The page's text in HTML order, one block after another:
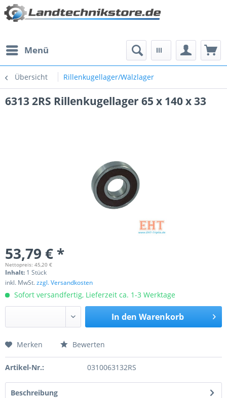
Menü
Übersicht Rillenkugellager/Wälzlager
6313 2RS Rillenkugellager 65 x 140 x 33
53,79 € *
Nettopreis: 45,20 €
Inhalt: 1 Stück
inkl. MwSt.zzgl. Versandkosten
Sofort versandfertig, Lieferzeit ca. 1-3 Werktage
In den Warenkorb
Preis anfragen
Merken Bewerten
Artikel-Nr.: 0310063132RS
Beschreibung